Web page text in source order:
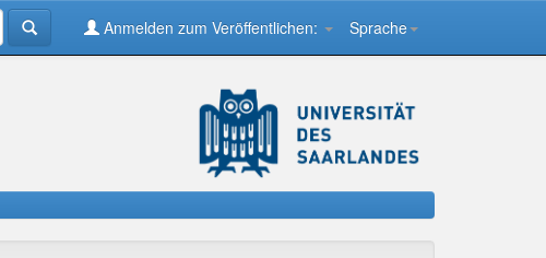
Sprache
Anmelden zum Veröffentlichen: